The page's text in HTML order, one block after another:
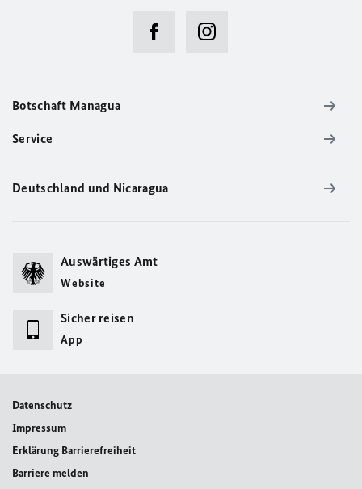
Botschaft Managua
Service
Deutschland und Nicaragua
Auswärtiges Amt
Website
Sicher reisen
App
Datenschutz
Impressum
Erklärung Barrierefreiheit
Barriere melden